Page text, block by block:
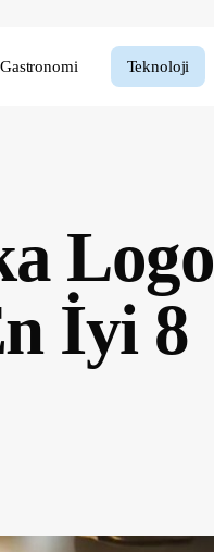
Gastronomi Teknoloji
Logo
İyi 8